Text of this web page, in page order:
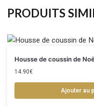
PRODUITS
Housse de coussin de
14.90€
Ajouter au